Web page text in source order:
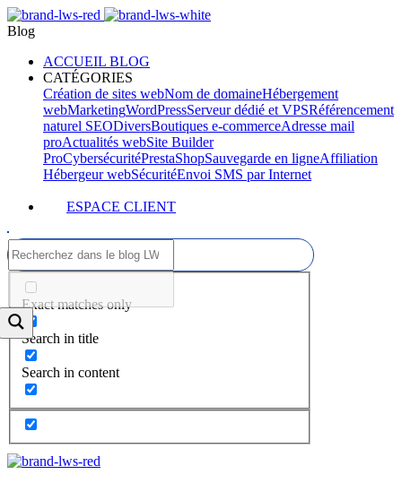
Blog
ACCUEIL BLOG
CATÉGORIES
Création de sites webNom de domaineHébergement
webMarketingWordPressServeur dédié et VPSRéférencement
naturel SEODiversBoutiques e-commerceAdresse mail
proActualités webSite Builder
ProCybersécuritéPrestaShopSauvegarde en ligneAffiliation
Hébergeur webSécuritéEnvoi SMS par Internet
ESPACE CLIENT
Exact matches only
Search in title
Search in content